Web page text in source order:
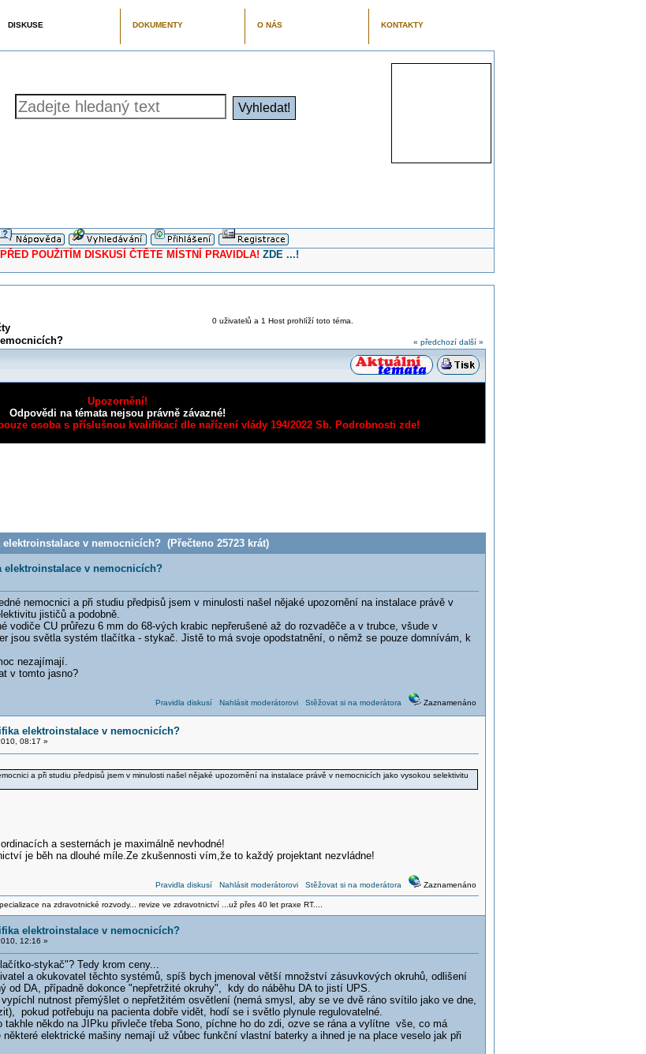
DISKUSE DOKUMENTY O NÁS KONTAKTY
POUŽITÍM DISKUSÍ ČTĚTE MÍSTNÍ PRAVIDLA! ZDE ...!
0 uživatelů a 1 Host prohlíží toto téma.
« předchozí další »
Upozornění!
Odpovědi na témata nejsou právně závazné!
osoba s příslušnou kvalifikací dle nařízení vlády 194/2022 Sb. Podrobnosti zde!
v nemocnicích? (Přečteno 25723 krát)
elektroinstalace v nemocnicích?
nemocnici a při studiu předpisů jsem v minulosti našel nějaké upozornění na instalace právě v
jističů a podobně.
vodiče CU průřezu 6 mm do 68-vých krabic nepřerušené až do rozvaděče a v trubce, všude v
jsou světla systém tlačítka - stykač. Jistě to má svoje opodstatnění, o němž se pouze domnívám, k
nezajímají.
v tomto jasno?
Pravidla diskusí Nahlásit moderátorovi Stěžovat si na moderátora Zaznamenáno
elektroinstalace v nemocnicích?
08:17 »
a při studiu předpisů jsem v minulosti našel nějaké upozornění na instalace právě v nemocnicích jako vysokou selektivitu
a sesternách je maximálně nevhodné!
je běh na dlouhé míle.Ze zkušennosti vím,že to každý projektant nezvládne!
Pravidla diskusí Nahlásit moderátorovi Stěžovat si na moderátora Zaznamenáno
na zdravotnické rozvody... revize ve zdravotnictví ...už přes 40 let praxe RT....
elektroinstalace v nemocnicích?
12:16 »
stykač"? Tedy krom ceny...
a okukovatel těchto systémů, spíš bych jmenoval větší množství zásuvkových okruhů, odlišení
od DA, případně dokonce "nepřetržité okruhy", kdy do náběhu DA to jistí UPS.
nutnost přemýšlet o nepřetžitém osvětlení (nemá smysl, aby se ve dvě ráno svítilo jako ve dne,
pokud potřebuju na pacienta dobře vidět, hodí se i světlo plynule regulovatelné.
takhle někdo na JIPku přivleče třeba Sono, píchne ho do zdi, ozve se rána a vylítne vše, co má
elektrické mašiny nemají už vůbec funkční vlastní baterky a ihned je na place veselo jak při